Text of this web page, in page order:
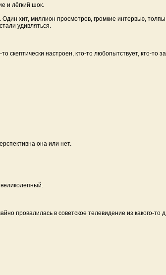
и лёгкий шок.
хит, миллион просмотров, громкие интервью,
удивляться.
скептически настроен, кто-то любопытствует, кто-то
она или нет.
провалилась в советское телевидение из какого-то